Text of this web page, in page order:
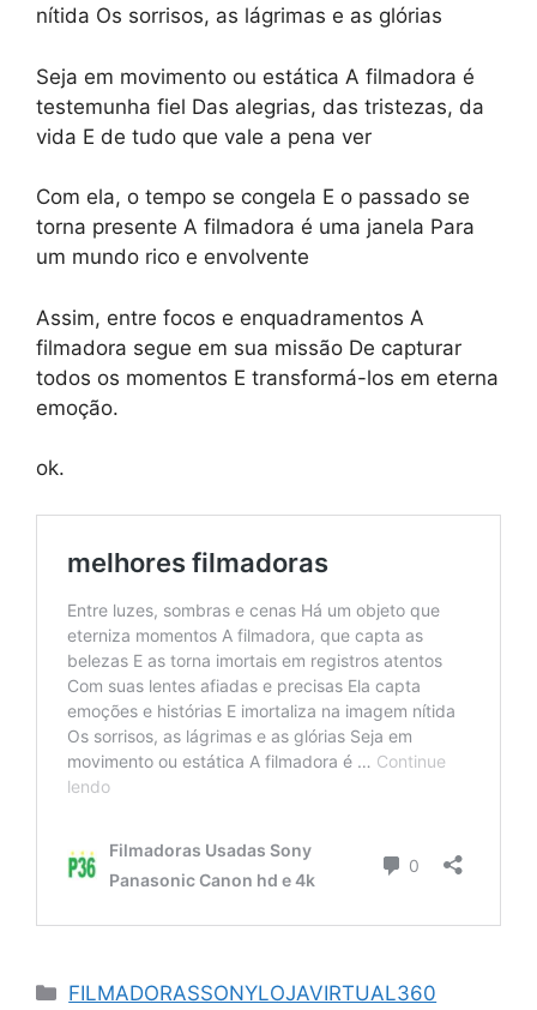
nítida Os sorrisos, as lágrimas e as glórias
Seja em movimento ou estática A filmadora é
testemunha fiel Das alegrias, das tristezas, da
vida E de tudo que vale a pena ver
Com ela, o tempo se congela E o passado se
torna presente A filmadora é uma janela Para
um mundo rico e envolvente
Assim, entre focos e enquadramentos A
filmadora segue em sua missão De capturar
todos os momentos E transformá-los em eterna
emoção.
ok.
Categorias
FILMADORASSONYLOJAVIRTUAL360